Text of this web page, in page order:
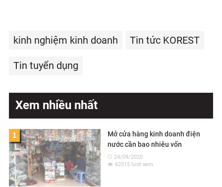
kinh nghiệm kinh doanh Tin tức KOREST
Tin tuyển dụng
Xem nhiều nhất
1
Mở cửa hàng kinh doanh điện
nước cần bao nhiêu vốn
24/09/2020
62515 lượt xem